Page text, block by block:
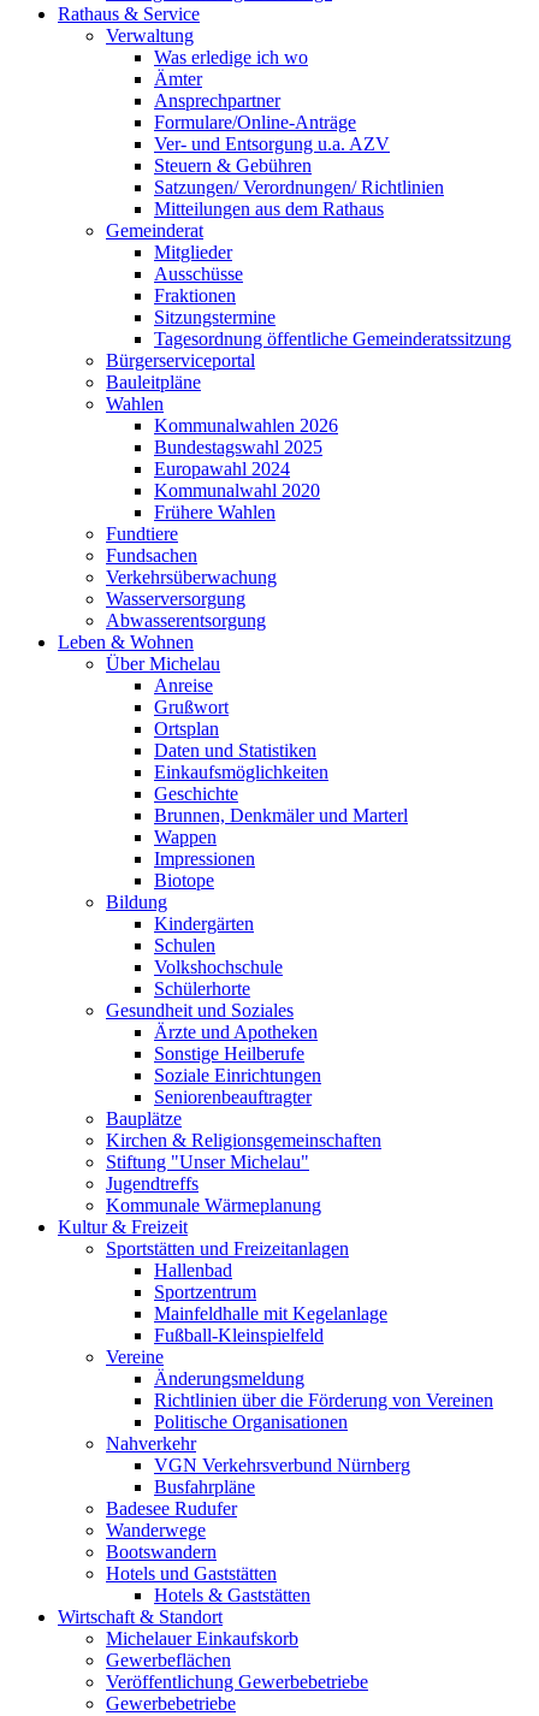
Rathaus & Service
Verwaltung
Was erledige ich wo
Ämter
Ansprechpartner
Formulare/Online-Anträge
Ver- und Entsorgung u.a. AZV
Steuern & Gebühren
Satzungen/ Verordnungen/ Richtlinien
Mitteilungen aus dem Rathaus
Gemeinderat
Mitglieder
Ausschüsse
Fraktionen
Sitzungstermine
Tagesordnung öffentliche Gemeinderatssitzung
Bürgerserviceportal
Bauleitpläne
Wahlen
Kommunalwahlen 2026
Bundestagswahl 2025
Europawahl 2024
Kommunalwahl 2020
Frühere Wahlen
Fundtiere
Fundsachen
Verkehrsüberwachung
Wasserversorgung
Abwasserentsorgung
Leben & Wohnen
Über Michelau
Anreise
Grußwort
Ortsplan
Daten und Statistiken
Einkaufsmöglichkeiten
Geschichte
Brunnen, Denkmäler und Marterl
Wappen
Impressionen
Biotope
Bildung
Kindergärten
Schulen
Volkshochschule
Schülerhorte
Gesundheit und Soziales
Ärzte und Apotheken
Sonstige Heilberufe
Soziale Einrichtungen
Seniorenbeauftragter
Bauplätze
Kirchen & Religionsgemeinschaften
Stiftung "Unser Michelau"
Jugendtreffs
Kommunale Wärmeplanung
Kultur & Freizeit
Sportstätten und Freizeitanlagen
Hallenbad
Sportzentrum
Mainfeldhalle mit Kegelanlage
Fußball-Kleinspielfeld
Vereine
Änderungsmeldung
Richtlinien über die Förderung von Vereinen
Politische Organisationen
Nahverkehr
VGN Verkehrsverbund Nürnberg
Busfahrpläne
Badesee Rudufer
Wanderwege
Bootswandern
Hotels und Gaststätten
Hotels & Gaststätten
Wirtschaft & Standort
Michelauer Einkaufskorb
Gewerbeflächen
Veröffentlichung Gewerbebetriebe
Gewerbebetriebe